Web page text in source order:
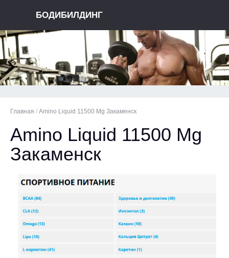
БОДИБИЛДИНГ
Главная / Amino Liquid 11500 Mg Закаменск
Amino Liquid 11500 Mg
Закаменск